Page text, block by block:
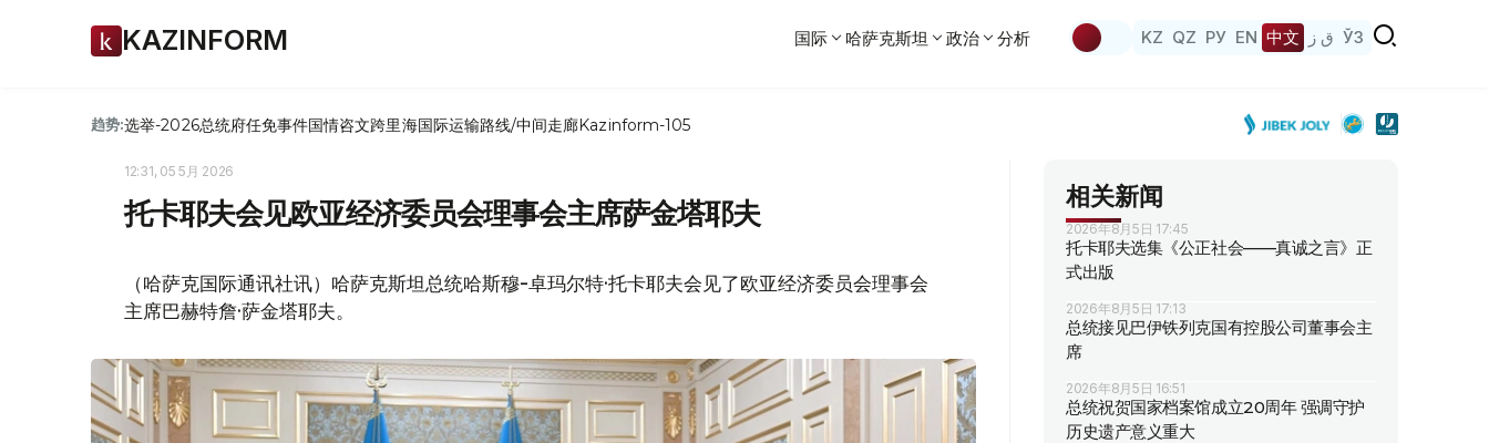
KAZINFORM 国际 哈萨克斯坦 政治 分析 KZ QZ РУ EN 中文 ق ز ЎЗ
趋势:选举-2026总统府任免事件国情咨文跨里海国际运输路线/中间走廊Kazinform-105
12:31, 05 5月 2026
托卡耶夫会见欧亚经济委员会理事会主席萨金塔耶夫
（哈萨克国际通讯社讯）哈萨克斯坦总统哈斯穆-卓玛尔特·托卡耶夫会见了欧亚经济委员会理事会
主席巴赫特詹·萨金塔耶夫。
相关新闻
2026年8月5日 17:45
托卡耶夫选集《公正社会——真诚之言》正
式出版
2026年8月5日 17:13
总统接见巴伊铁列克国有控股公司董事会主
席
2026年8月5日 16:51
总统祝贺国家档案馆成立20周年 强调守护
历史遗产意义重大